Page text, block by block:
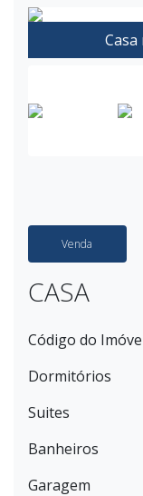
Venda
CASA
Código do
Dormitórios
Suites
Banheiros
Garagem